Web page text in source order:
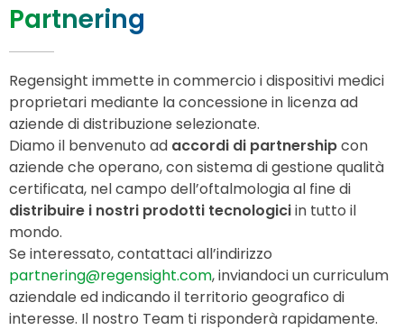
Partnering
Regensight immette in commercio i dispositivi medici
proprietari mediante la concessione in licenza ad
aziende di distribuzione selezionate.
Diamo il benvenuto ad accordi di partnershipcon
aziende che operano, con sistema di gestione qualità
certificata, nel campo dell’oftalmologia al fine di
distribuire i nostri prodotti tecnologiciin tutto il
mondo.
Se interessato, contattaci all’indirizzo
partnering@regensight.com, inviandoci un curriculum
aziendale ed indicando il territorio geografico di
interesse. Il nostro Team ti risponderà rapidamente.